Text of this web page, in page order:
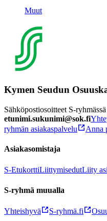
Muut
Kymen Seudun
Sähköpostiosoitteet S-
etunimi.sukunimi@sok.fi
ryhmän asiakaspalvelu
Anna
Asiakasomistaja
S-EtukorttiLiittymisedutLiity
S-ryhmä muualla
Yhteishyvä S-ryhmä.fi